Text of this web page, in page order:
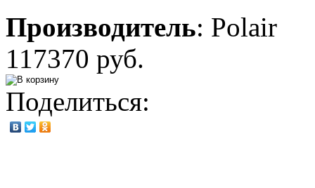
Производитель: Polair
117370 руб.
Поделиться: